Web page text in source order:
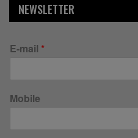
NEWSLETTER
E-mail *
Mobile